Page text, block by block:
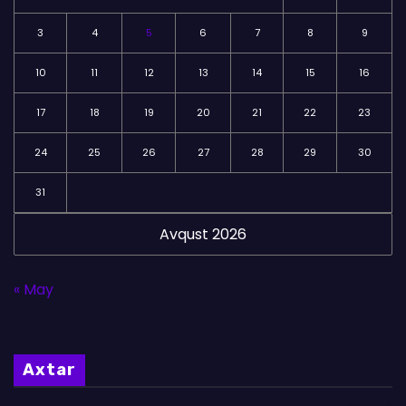
Avqust 2026
3 4 5 6 7 8 9
10 11 12 13 14 15 16
17 18 19 20 21 22 23
24 25 26 27 28 29 30
31
« May
Axtar